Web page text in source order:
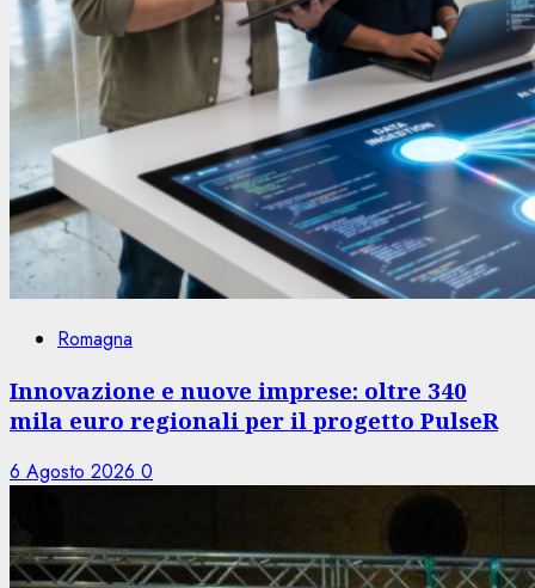
Romagna
Innovazione e nuove imprese: oltre 340
mila euro regionali per il progetto PulseR
6 Agosto 2026 0